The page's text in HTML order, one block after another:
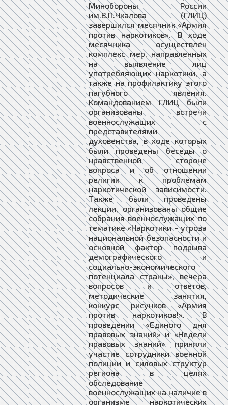
Минобороны России
им.В.П.Чкалова (ГЛИЦ)
завершился месячник «Армия
против наркотиков». В ходе
месячника осуществлен
комплекс мер, направленных
на выявление лиц
употребляющих наркотики, а
также на профилактику этого
пагубного явления.
Командованием ГЛИЦ были
организованы встречи
военнослужащих с
представителями
духовенства, в ходе которых
были проведены беседы о
нравственной стороне
вопроса и об отношении
религии к проблемам
наркотической зависимости.
Также были проведены
лекции, организованы общие
собрания военнослужащих по
тематике «Наркотики – угроза
национальной безопасности и
основной фактор подрыва
демографического и
социально-экономического
потенциала страны», вечера
вопросов и ответов,
методические занятия,
конкурс рисунков «Армия
против наркотиков!». В
проведении «Единого дня
правовых знаний» и «Недели
правовых знаний» приняли
участие сотрудники военной
полиции и силовых структур
региона в целях
обследование
военнослужащих на наличие в
организме наркотических